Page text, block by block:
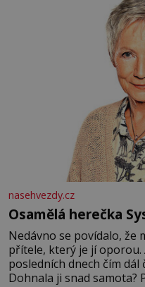
nasehvezdy.cz
Osamělá herečka
Nedávno se povídalo, že
přítele, který je jí oporou.
posledních dnech čím dál
Dohnala ji snad samota?